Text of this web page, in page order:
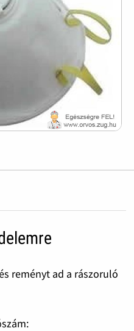
reményt ad a rászoruló